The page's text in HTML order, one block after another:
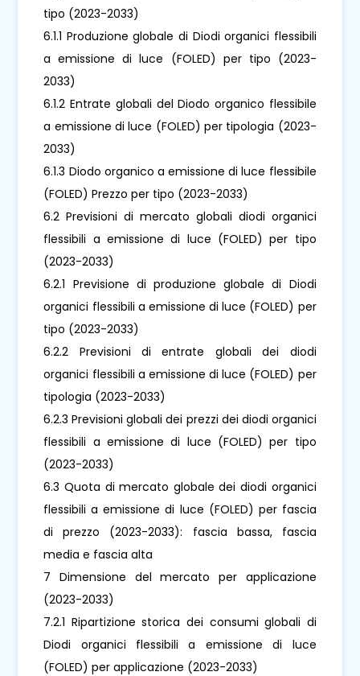
tipo (2023-2033)
6.1.1 Produzione globale di Diodi organici flessibili
a emissione di luce (FOLED) per tipo (2023-
2033)
6.1.2 Entrate globali del Diodo organico flessibile
a emissione di luce (FOLED) per tipologia (2023-
2033)
6.1.3 Diodo organico a emissione di luce flessibile
(FOLED) Prezzo per tipo (2023-2033)
6.2 Previsioni di mercato globali diodi organici
flessibili a emissione di luce (FOLED) per tipo
(2023-2033)
6.2.1 Previsione di produzione globale di Diodi
organici flessibili a emissione di luce (FOLED) per
tipo (2023-2033)
6.2.2 Previsioni di entrate globali dei diodi
organici flessibili a emissione di luce (FOLED) per
tipologia (2023-2033)
6.2.3 Previsioni globali dei prezzi dei diodi organici
flessibili a emissione di luce (FOLED) per tipo
(2023-2033)
6.3 Quota di mercato globale dei diodi organici
flessibili a emissione di luce (FOLED) per fascia
di prezzo (2023-2033): fascia bassa, fascia
media e fascia alta
7 Dimensione del mercato per applicazione
(2023-2033)
7.2.1 Ripartizione storica dei consumi globali di
Diodi organici flessibili a emissione di luce
(FOLED) per applicazione (2023-2033)